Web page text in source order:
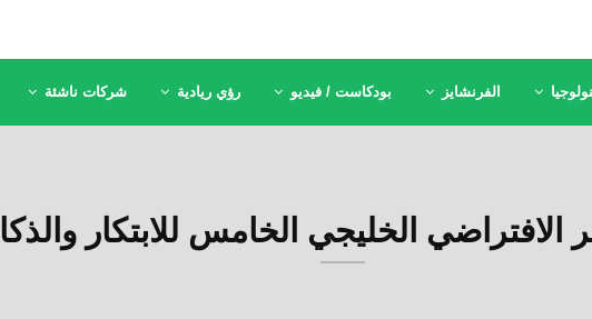
الفرنشايز بودكاست / فيديو رؤي ريادية شركات ناشئة
الافتراضي الخليجي الخامس للابتكار